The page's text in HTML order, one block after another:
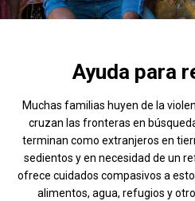
Ayuda para
Muchas familias huyen de la
cruzan las fronteras en
terminan como extranjeros en
sedientos y en necesidad de un
ofrece cuidados compasivos a
alimentos, agua, refugios y